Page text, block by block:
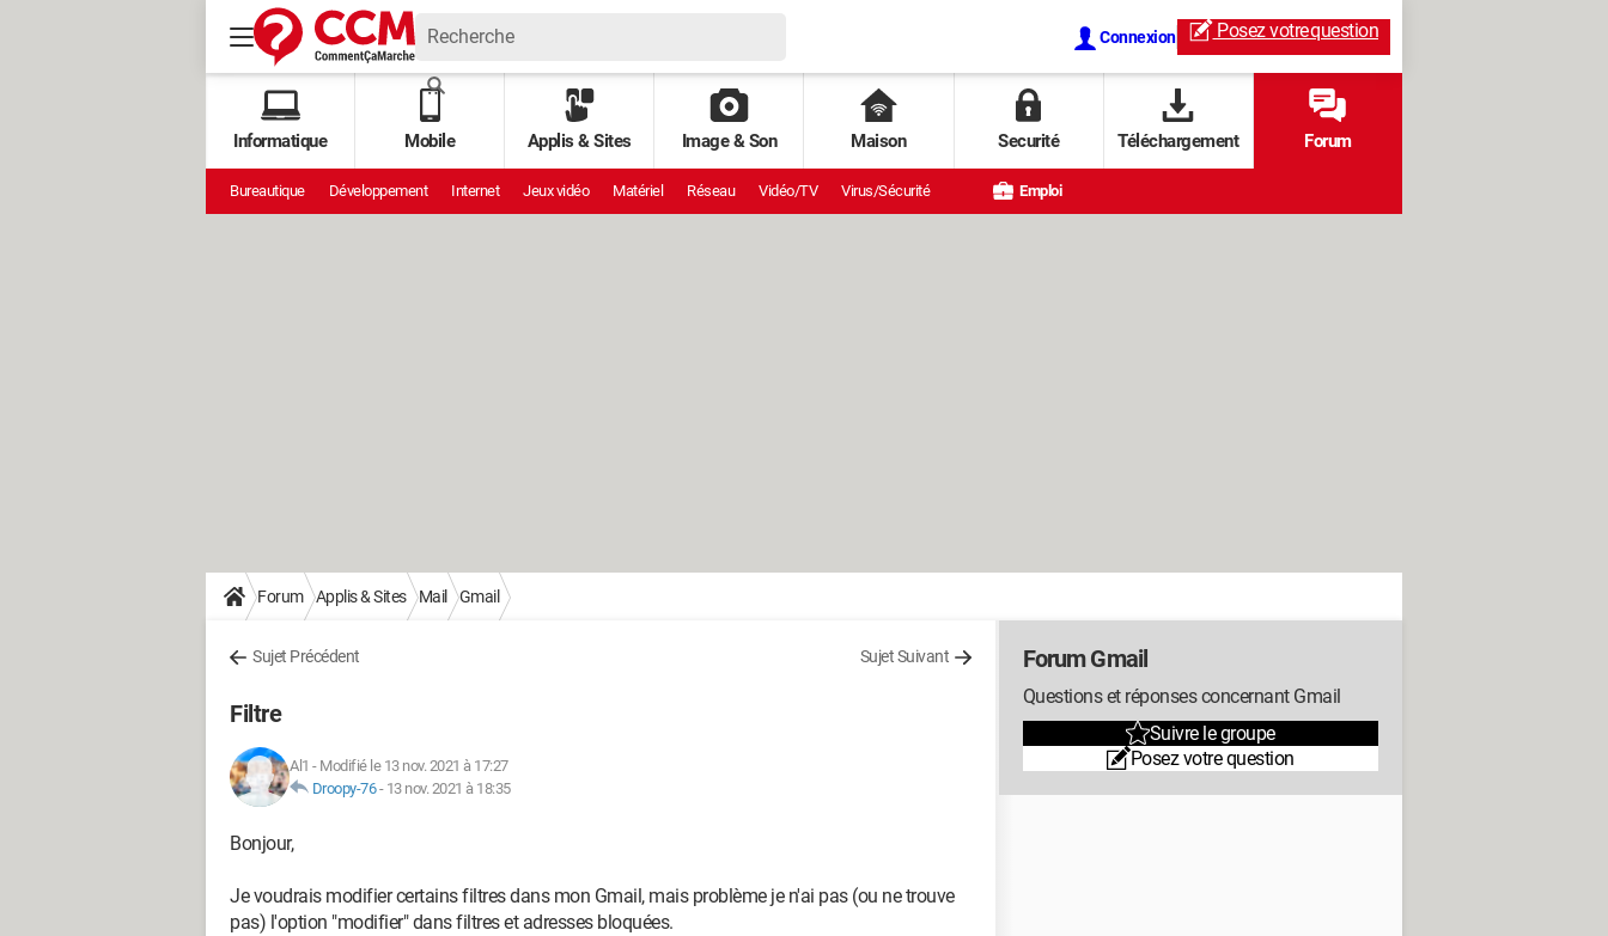
Connexion Posez votrequestion
Informatique Mobile Applis & Sites Image & Son Maison Securité Téléchargement Forum
Bureautique Développement Internet Jeux vidéo Matériel Réseau Vidéo/TV Virus/Sécurité Emploi
Forum Applis & Sites Mail Gmail
Sujet Précédent Sujet Suivant
Filtre
Al1 - Modifié le 13 nov. 2021 à 17:27
Droopy-76- 13 nov. 2021 à 18:35
Bonjour,
Je voudrais modifier certains filtres dans mon Gmail, mais problème je n'ai pas (ou ne trouve
pas) l'option "modifier" dans filtres et adresses bloquées.
Forum Gmail
Questions et réponses concernant Gmail
Suivre le groupe
Posez votre question